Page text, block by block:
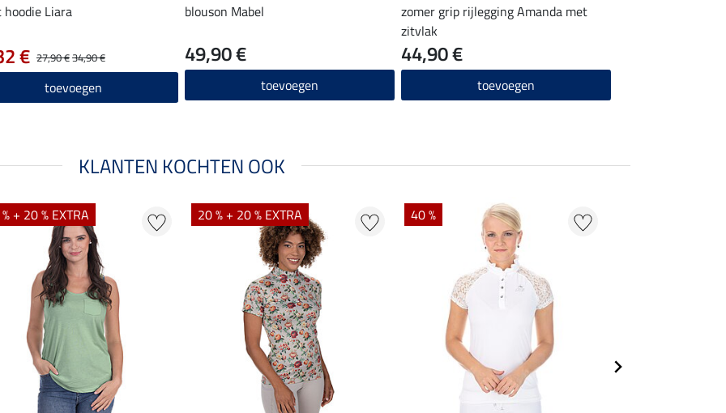
hoodie Liara
27,90 €34,90 €
€
toevoegen
blouson Mabel
49,90 €
toevoegen
zomer grip rijlegging Amanda met
zitvlak
44,90 €
toevoegen
KLANTEN KOCHTEN OOK
+ 20 % EXTRA 20 % + 20 % EXTRA 40 %